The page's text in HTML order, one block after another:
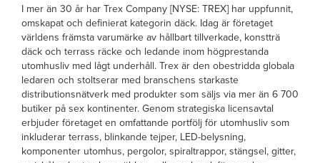
I mer än 30 år har Trex Company [NYSE: TREX] har uppfunnit,
omskapat och definierat kategorin däck. Idag är företaget
världens främsta varumärke av hållbart tillverkade, konstträ
däck och terrass räcke och ledande inom högprestanda
utomhusliv med lågt underhåll. Trex är den obestridda globala
ledaren och stoltserar med branschens starkaste
distributionsnätverk med produkter som säljs via mer än 6 700
butiker på sex kontinenter. Genom strategiska licensavtal
erbjuder företaget en omfattande portfölj för utomhusliv som
inkluderar terrass, blinkande tejper, LED-belysning,
komponenter utomhus, pergolor, spiraltrappor, stängsel, gitter,